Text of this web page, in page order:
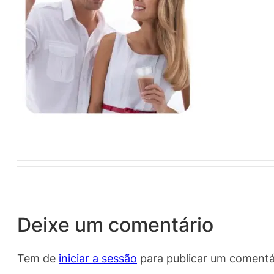
Deixe um comentário
Tem de iniciar a sessão para publicar um